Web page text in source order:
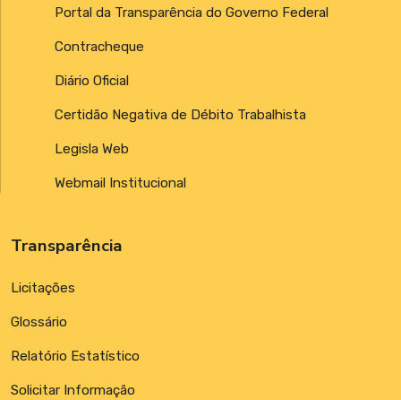
Portal da Transparência do Governo Federal
Contracheque
Diário Oficial
Certidão Negativa de Débito Trabalhista
Legisla Web
Webmail Institucional
Transparência
Licitações
Glossário
Relatório Estatístico
Solicitar Informação